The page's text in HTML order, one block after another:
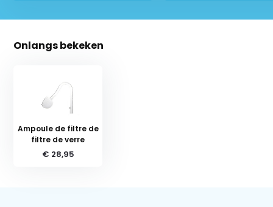
Onlangs bekeken
Ampoule de filtre de
filtre de verre
€ 28,95